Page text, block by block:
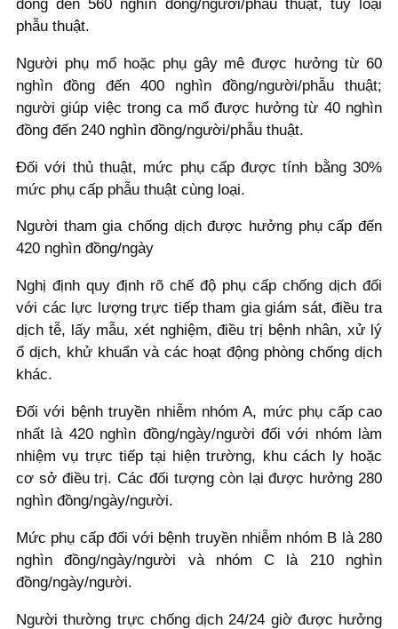
đồng đến 560 nghìn đồng/người/phẫu thuật, tùy loại
phẫu thuật.
Người phụ mổ hoặc phụ gây mê được hưởng từ 60
nghìn đồng đến 400 nghìn đồng/người/phẫu thuật;
người giúp việc trong ca mổ được hưởng từ 40 nghìn
đồng đến 240 nghìn đồng/người/phẫu thuật.
Đối với thủ thuật, mức phụ cấp được tính bằng 30%
mức phụ cấp phẫu thuật cùng loại.
Người tham gia chống dịch được hưởng phụ cấp đến
420 nghìn đồng/ngày
Nghị định quy định rõ chế độ phụ cấp chống dịch đối
với các lực lượng trực tiếp tham gia giám sát, điều tra
dịch tễ, lấy mẫu, xét nghiệm, điều trị bệnh nhân, xử lý
ổ dịch, khử khuẩn và các hoạt động phòng chống dịch
khác.
Đối với bệnh truyền nhiễm nhóm A, mức phụ cấp cao
nhất là 420 nghìn đồng/ngày/người đối với nhóm làm
nhiệm vụ trực tiếp tại hiện trường, khu cách ly hoặc
cơ sở điều trị. Các đối tượng còn lại được hưởng 280
nghìn đồng/ngày/người.
Mức phụ cấp đối với bệnh truyền nhiễm nhóm B là 280
nghìn đồng/ngày/người và nhóm C là 210 nghìn
đồng/ngày/người.
Người thường trực chống dịch 24/24 giờ được hưởng